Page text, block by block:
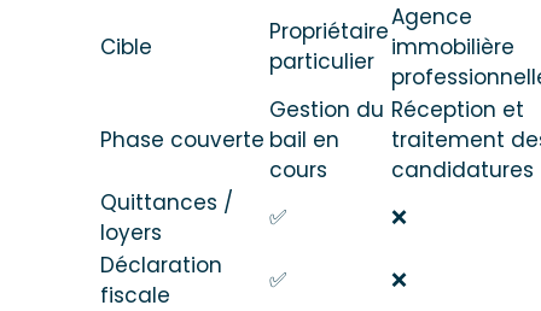
Cible
Propriétaire
particulier
Agence
immobilière
Phase couverte
Gestion du
bail en
cours
Réception et
traitement
candidatures
Quittances /
loyers
✅
❌
Déclaration
fiscale
✅
❌